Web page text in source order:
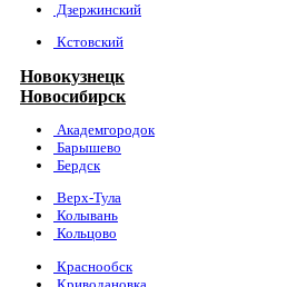
Дзержинский
Кстовский
Новокузнецк
Новосибирск
Академгородок
Барышево
Бердск
Верх-Тула
Колывань
Кольцово
Краснообск